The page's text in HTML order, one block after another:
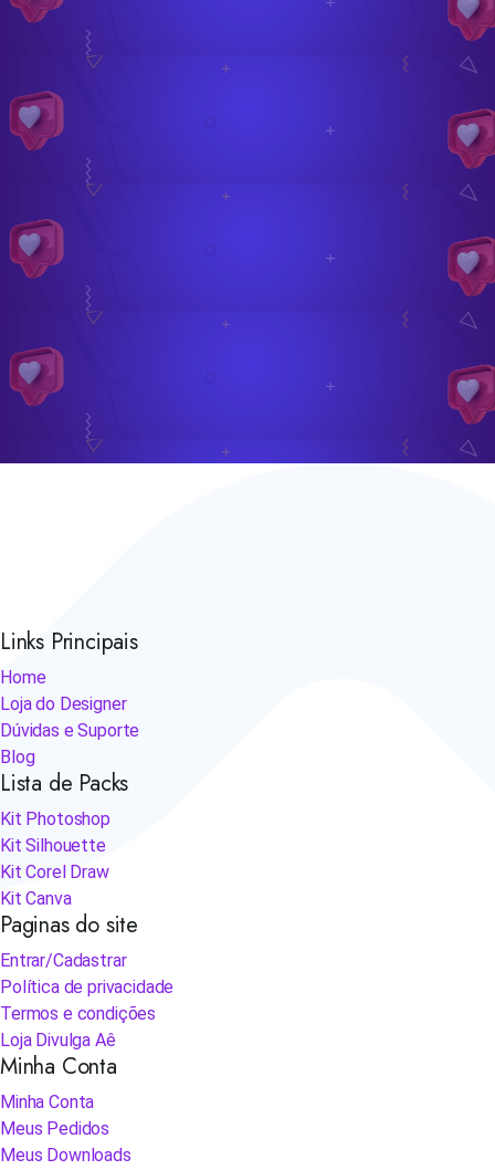
Links Principais
Home
Loja do Designer
Dúvidas e Suporte
Blog
Lista de Packs
Kit Photoshop
Kit Silhouette
Kit Corel Draw
Kit Canva
Paginas do site
Entrar/Cadastrar
Política de privacidade
Termos e condições
Loja Divulga Aê
Minha Conta
Minha Conta
Meus Pedidos
Meus Downloads